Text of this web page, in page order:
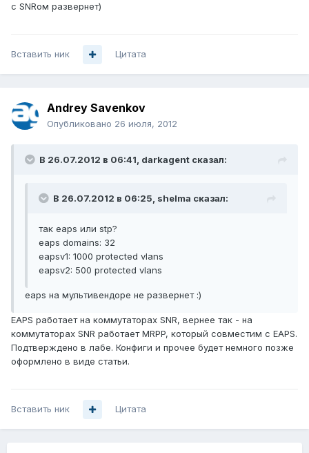
c SNRом развернет)
Вставить ник Цитата
Andrey Savenkov
Опубликовано 26 июля, 2012
В 26.07.2012 в 06:41, darkagent сказал:
В 26.07.2012 в 06:25, shelma сказал:
так eaps или stp?
eaps domains: 32
eapsv1: 1000 protected vlans
eapsv2: 500 protected vlans
eaps на мультивендоре не развернет :)
EAPS работает на коммутаторах SNR, вернее так - на
коммутаторах SNR работает MRPP, который совместим с EAPS.
Подтверждено в лабе. Конфиги и прочее будет немного позже
оформлено в виде статьи.
Вставить ник Цитата